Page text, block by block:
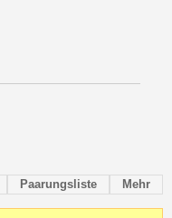
Paarungsliste Mehr